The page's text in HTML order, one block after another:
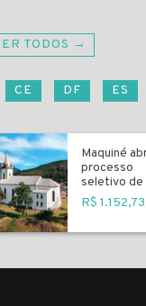
TODOS →
CE DF ES
Maquiné
processo
seletivo de
R$ 1.152,73